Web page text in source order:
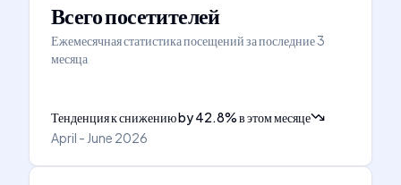
Всего посетителей
Ежемесячная статистика посещений за последние 3
месяца
Тенденция к снижениюby42.8%в этом месяце
April - June 2026